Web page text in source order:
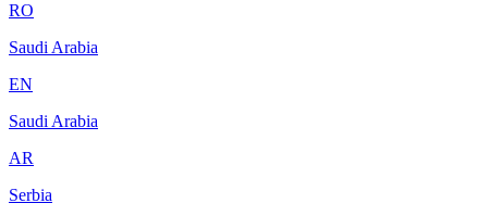
RO
Saudi Arabia
EN
Saudi Arabia
AR
Serbia